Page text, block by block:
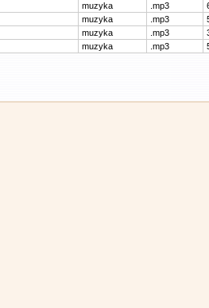
muzyka .mp3
muzyka .mp3
muzyka .mp3
muzyka .mp3